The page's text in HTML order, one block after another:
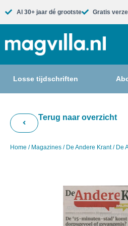
Al 30+ jaar dé grootste​ Gratis
Losse tijdschriften
Terug naar overzicht
Home / Magazines / De Andere Krant/ De